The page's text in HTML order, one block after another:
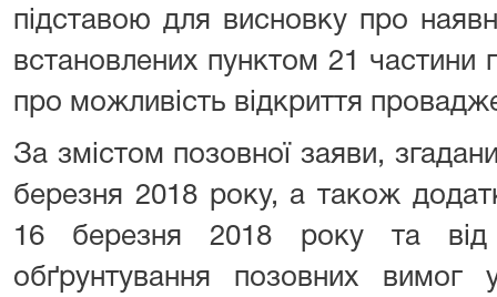
підставою для висновку про
встановлених пунктом 21 частини
про можливість відкриття
За змістом позовної заяви,
березня 2018 року, а також
16 березня 2018 року та
обґрунтування позовних